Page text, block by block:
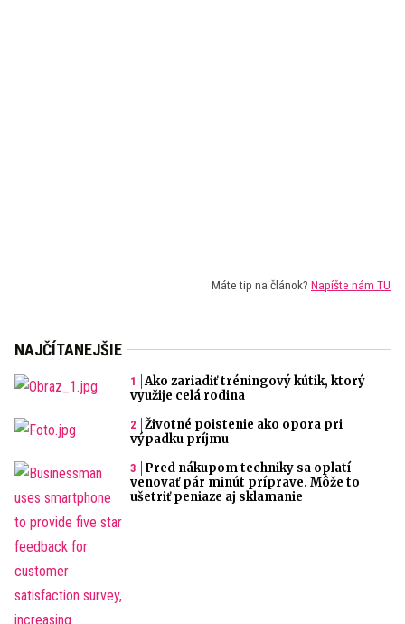
Máte tip na článok? Napíšte nám TU
NAJČÍTANEJŠIE
Ako zariadiť tréningový kútik, ktorý
využije celá rodina
Životné poistenie ako opora pri
výpadku príjmu
Pred nákupom techniky sa oplatí
venovať pár minút príprave. Môže to
ušetriť peniaze aj sklamanie